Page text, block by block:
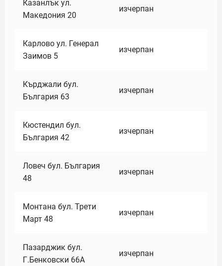
Казанлък ул.
Македония 20
изчерпан
Карлово ул. Генерал
Заимов 5
изчерпан
Кърджали бул.
България 63
изчерпан
Кюстендил бул.
България 42
изчерпан
Ловеч бул. България
48
изчерпан
Монтана бул. Трети
Март 48
изчерпан
Пазарджик бул.
Г.Бенковски 66А
изчерпан